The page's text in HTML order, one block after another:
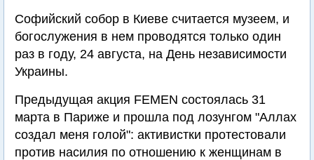
Софийский собор в Киеве считается музеем, и
богослужения в нем проводятся только один
раз в году, 24 августа, на День независимости
Украины.
Предыдущая акция FEMEN состоялась 31
марта в Париже и прошла под лозунгом "Аллах
создал меня голой": активистки протестовали
против насилия по отношению к женщинам в